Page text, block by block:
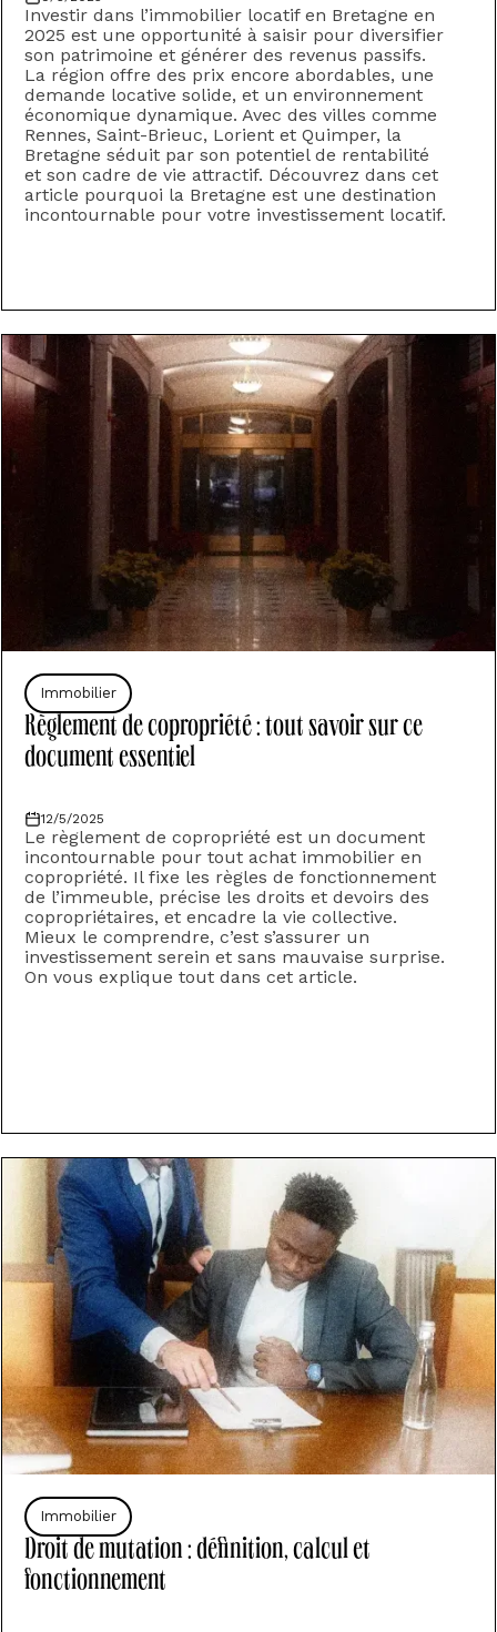
‍Investir dans l’immobilier locatif en Bretagne en
2025 est une opportunité à saisir pour diversifier
son patrimoine et générer des revenus passifs.
La région offre des prix encore abordables, une
demande locative solide, et un environnement
économique dynamique. Avec des villes comme
Rennes, Saint-Brieuc, Lorient et Quimper, la
Bretagne séduit par son potentiel de rentabilité
et son cadre de vie attractif. Découvrez dans cet
article pourquoi la Bretagne est une destination
incontournable pour votre investissement locatif.
Immobilier
Règlement de copropriété : tout savoir sur ce
document essentiel
12/5/2025
‍Le règlement de copropriété est un document
incontournable pour tout achat immobilier en
copropriété. Il fixe les règles de fonctionnement
de l’immeuble, précise les droits et devoirs des
copropriétaires, et encadre la vie collective.
Mieux le comprendre, c’est s’assurer un
investissement serein et sans mauvaise surprise.
On vous explique tout dans cet article.
Immobilier
Droit de mutation : définition, calcul et
fonctionnement